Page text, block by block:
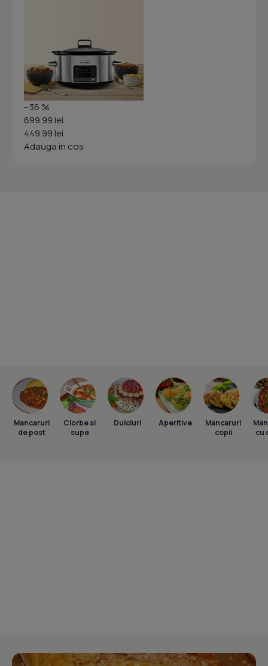
- 36 %
699.99 lei
449.99 lei
Adauga in cos
Mancaruri
de post
Ciorbe si
supe
Dulciuri Aperitive
Mancaruri
copii
cu